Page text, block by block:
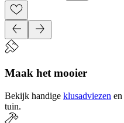
Maak het mooier
Bekijk handige klusadviezen en
tuin.